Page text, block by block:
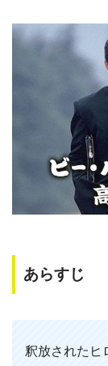
あらすじ
釈放されたヒ